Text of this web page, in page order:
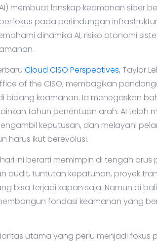
membuat lanskap keamanan siber
pada perlindungan
dinamika AI, risiko otonomi
Cloud CISO Perspectives, Taylor
of the CISO, membagikan
bidang keamanan. Ia menegaskan
tahun penentuan arah. AI telah
keputusan, dan melayani
harus ikut berevolusi.
hari ini berarti memimpin di tengah
audit, tuntutan kepatuhan, proyek
bisa terjadi kapan saja. Namun di
fondasi keamanan yang
utama yang perlu menjadi fokus